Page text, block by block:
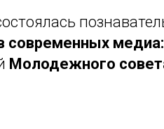
современных
Молодежного